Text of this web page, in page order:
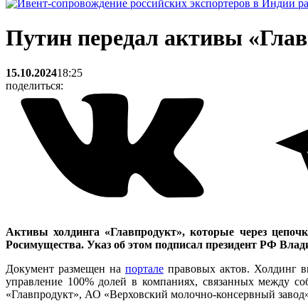
Путин передал активы
15.10.202418:25
поделиться:
Активы холдинга «Главпродукт», которые через
Росимущества. Указ об этом подписал президент РФ
Документ размещен на порталеправовых актов. Холдинг
управление 100% долей в компаниях, связанных
«Главпродукт», АО «Верховский молочно-консервный